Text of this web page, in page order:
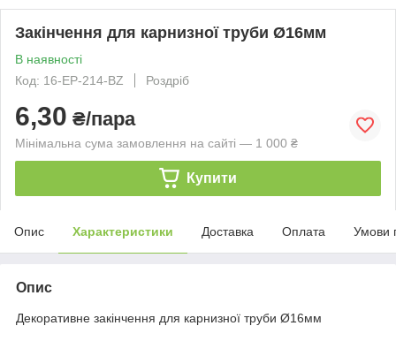
Закінчення для карнизної труби Ø16мм
В наявності
Код: 16-EP-214-BZ
Роздріб
6,30 ₴/пара
Мінімальна сума замовлення на сайті — 1 000 ₴
Купити
Опис Характеристики Доставка Оплата Умови
Опис
Декоративне закінчення для карнизної труби Ø16мм